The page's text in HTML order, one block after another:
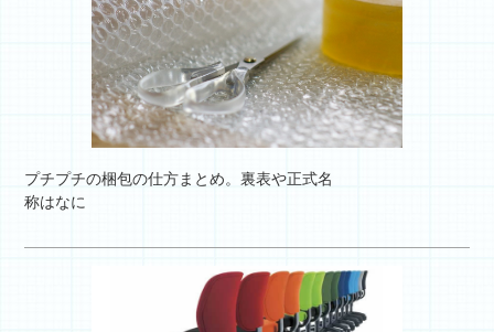
プチプチの梱包の仕方まとめ。裏表や正式名
称はなに